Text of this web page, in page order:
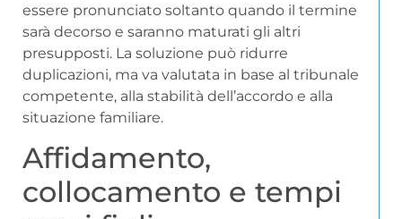
essere pronunciato soltanto quando il termine
sarà decorso e saranno maturati gli altri
presupposti. La soluzione può ridurre
duplicazioni, ma va valutata in base al tribunale
competente, alla stabilità dell’accordo e alla
situazione familiare.
Affidamento,
collocamento e tempi